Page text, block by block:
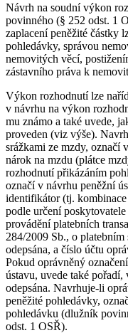
Návrh na soudní výkon
povinného (§ 252 odst. 1
zaplacení peněžité částky
pohledávky, správou
nemovitých věcí,
zástavního práva k
Výkon rozhodnutí lze
v návrhu na výkon
mu známo a také uvede,
proveden (viz výše).
srážkami ze mzdy, označí
nárok na mzdu (plátce
rozhodnutí přikázáním
označí v návrhu peněžní
identifikátor (tj.
podle určení
provádění platebních
284/2009 Sb., o
odepsána, a číslo účtu
Pokud oprávněný
ústavu, uvede také
odepsána. Navrhuje-li
peněžité pohledávky,
pohledávku (dlužník
odst. 1 OSŘ).